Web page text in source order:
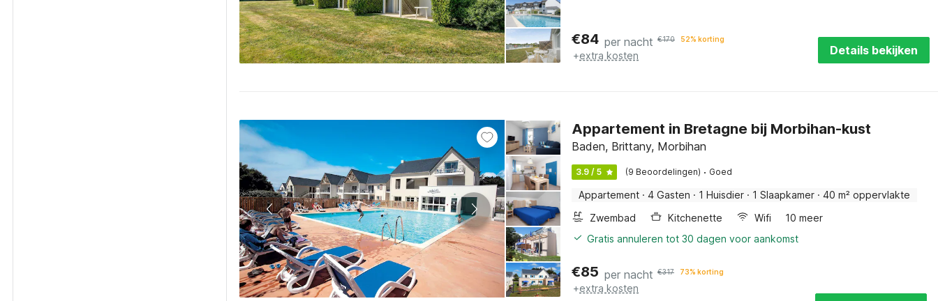
€84 per nacht €170 52% korting
+extra kosten Details bekijken
Appartement in Bretagne bij Morbihan-kust
Baden, Brittany, Morbihan
3.9 / 5 (9 Beoordelingen) · Goed
Appartement · 4 Gasten · 1 Huisdier · 1 Slaapkamer · 40 m² oppervlakte
Zwembad
Kitchenette Wifi
10 meer
Gratis annuleren tot 30 dagen voor aankomst
€85 per nacht €317 73% korting
+extra kosten